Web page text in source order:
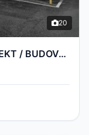
20
PRENÁJOM - POLYFUNKČNÝ OBJEKT / BUDOVA - NECPALSKÁ CESTA 34 E – PRIEVIDZA